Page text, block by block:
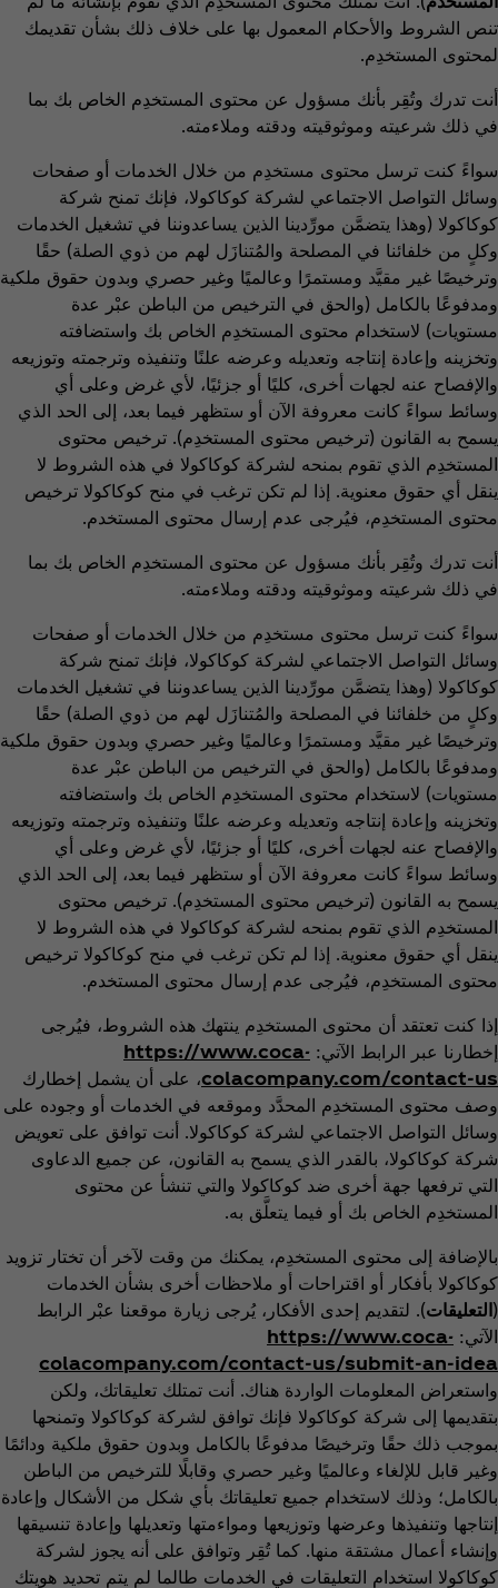
تنص الشروط والأحكام المعمول بها على خلاف ذلك بشأن تقديمك
لمحتوى المستخدِم.
أنت تدرك وتُقِر بأنك مسؤول عن محتوى المستخدِم الخاص بك بما
في ذلك شرعيته وموثوقيته ودقته وملاءمته.
سواءً كنت ترسل محتوى مستخدِم من خلال الخدمات أو صفحات
وسائل التواصل الاجتماعي لشركة كوكاكولا، فإنك تمنح شركة
كوكاكولا (وهذا يتضمَّن مورِّدينا الذين يساعدوننا في تشغيل الخدمات
وكلٍ من خلفائنا في المصلحة والمُتنازَل لهم من ذوي الصلة) حقًا
وترخيصًا غير مقيَّد ومستمرًا وعالميًا وغير حصري وبدون حقوق ملكية
ومدفوعًا بالكامل (والحق في الترخيص من الباطن عبْر عدة
مستويات) لاستخدام محتوى المستخدِم الخاص بك واستضافته
وتخزينه وإعادة إنتاجه وتعديله وعرضه علنًا وتنفيذه وترجمته وتوزيعه
والإفصاح عنه لجهات أخرى، كليًا أو جزئيًا، لأي غرض وعلى أي
وسائط سواءً كانت معروفة الآن أو ستظهر فيما بعد، إلى الحد الذي
يسمح به القانون (ترخيص محتوى المستخدِم). ترخيص محتوى
المستخدِم الذي تقوم بمنحه لشركة كوكاكولا في هذه الشروط لا
ينقل أي حقوق معنوية. إذا لم تكن ترغب في منح كوكاكولا ترخيص
محتوى المستخدِم، فيُرجى عدم إرسال محتوى المستخدم.
أنت تدرك وتُقِر بأنك مسؤول عن محتوى المستخدِم الخاص بك بما
في ذلك شرعيته وموثوقيته ودقته وملاءمته.
سواءً كنت ترسل محتوى مستخدِم من خلال الخدمات أو صفحات
وسائل التواصل الاجتماعي لشركة كوكاكولا، فإنك تمنح شركة
كوكاكولا (وهذا يتضمَّن مورِّدينا الذين يساعدوننا في تشغيل الخدمات
وكلٍ من خلفائنا في المصلحة والمُتنازَل لهم من ذوي الصلة) حقًا
وترخيصًا غير مقيَّد ومستمرًا وعالميًا وغير حصري وبدون حقوق ملكية
ومدفوعًا بالكامل (والحق في الترخيص من الباطن عبْر عدة
مستويات) لاستخدام محتوى المستخدِم الخاص بك واستضافته
وتخزينه وإعادة إنتاجه وتعديله وعرضه علنًا وتنفيذه وترجمته وتوزيعه
والإفصاح عنه لجهات أخرى، كليًا أو جزئيًا، لأي غرض وعلى أي
وسائط سواءً كانت معروفة الآن أو ستظهر فيما بعد، إلى الحد الذي
يسمح به القانون (ترخيص محتوى المستخدِم). ترخيص محتوى
المستخدِم الذي تقوم بمنحه لشركة كوكاكولا في هذه الشروط لا
ينقل أي حقوق معنوية. إذا لم تكن ترغب في منح كوكاكولا ترخيص
محتوى المستخدِم، فيُرجى عدم إرسال محتوى المستخدم.
إذا كنت تعتقد أن محتوى المستخدِم ينتهك هذه الشروط، فيُرجى
إخطارنا عبر الرابط الآتي: https://www.coca-
colacompany.com/contact-us، على أن يشمل إخطارك
وصف محتوى المستخدِم المحدَّد وموقعه في الخدمات أو وجوده على
وسائل التواصل الاجتماعي لشركة كوكاكولا. أنت توافق على تعويض
شركة كوكاكولا، بالقدر الذي يسمح به القانون، عن جميع الدعاوى
التي ترفعها جهة أخرى ضد كوكاكولا والتي تنشأ عن محتوى
المستخدِم الخاص بك أو فيما يتعلَّق به.
بالإضافة إلى محتوى المستخدِم، يمكنك من وقت لآخر أن تختار تزويد
كوكاكولا بأفكار أو اقتراحات أو ملاحظات أخرى بشأن الخدمات
(التعليقات). لتقديم إحدى الأفكار، يُرجى زيارة موقعنا عبْر الرابط
الآتي: https://www.coca-
colacompany.com/contact-us/submit-an-idea
واستعراض المعلومات الواردة هناك. أنت تمتلك تعليقاتك، ولكن
بتقديمها إلى شركة كوكاكولا فإنك توافق لشركة كوكاكولا وتمنحها
بموجب ذلك حقًا وترخيصًا مدفوعًا بالكامل وبدون حقوق ملكية ودائمًا
وغير قابل للإلغاء وعالميًا وغير حصري وقابلًا للترخيص من الباطن
بالكامل؛ وذلك لاستخدام جميع تعليقاتك بأي شكل من الأشكال وإعادة
إنتاجها وتنفيذها وعرضها وتوزيعها ومواءمتها وتعديلها وإعادة تنسيقها
وإنشاء أعمال مشتقة منها. كما تُقِر وتوافق على أنه يجوز لشركة
كوكاكولا استخدام التعليقات في الخدمات طالما لم يتم تحديد هويتك